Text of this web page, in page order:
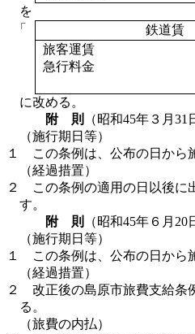
を
「
鉄道賃
旅客運賃
急行料金
に改める。
附 則
（昭和45年３月31
（施行期日等）
１ この条例は、公布の日から
（経過措置）
２ この条例の適用の日以後に
す。
附 則
（昭和45年６月20
（施行期日等）
１ この条例は、公布の日から
（経過措置）
２ 改正後の島原市旅費支給条
る。
（旅費の内払）